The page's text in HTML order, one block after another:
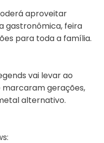
aproveitar
gastronômica, feira
para toda a família.
vai levar ao
gerações,
alternativo.